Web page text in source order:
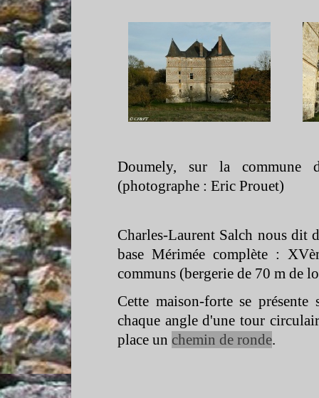
Doumely, sur la commune
(photographe : Eric Prouet)
Charles-Laurent Salch nous dit
base Mérimée complète :
communs (bergerie de 70 m de
Cette maison-forte se présente
chaque angle d'une tour
place un chemin de ronde.